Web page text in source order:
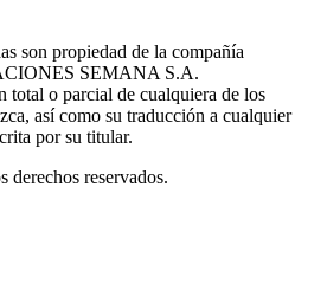
son propiedad de la compañía
SEMANA S.A.
total o parcial de cualquiera de los
así como su traducción a cualquier
por su titular.
derechos reservados.